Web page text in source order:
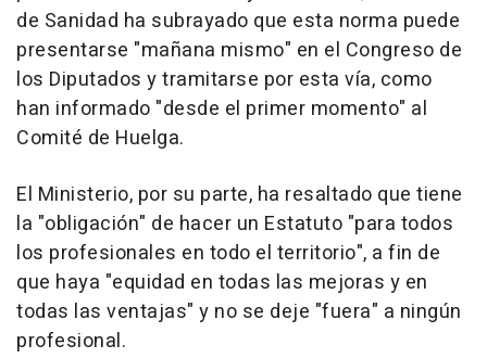
de Sanidad ha subrayado que esta norma puede
presentarse "mañana mismo" en el Congreso de
los Diputados y tramitarse por esta vía, como
han informado "desde el primer momento" al
Comité de Huelga.
El Ministerio, por su parte, ha resaltado que tiene
la "obligación" de hacer un Estatuto "para todos
los profesionales en todo el territorio", a fin de
que haya "equidad en todas las mejoras y en
todas las ventajas" y no se deje "fuera" a ningún
profesional.